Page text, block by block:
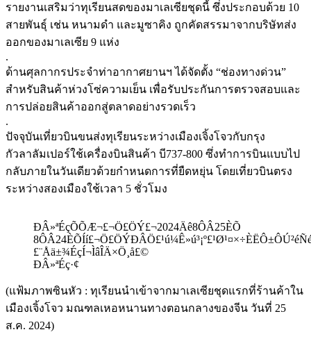
รายงานเสริมว่าทุเรียนสดของมาเลเซียชุดนี้ ซึ่งประกอบด้วย 10
สายพันธุ์ เช่น หนามดำ และมูซาคิง ถูกคัดสรรมาจากบริษัทส่ง
ออกของมาเลเซีย 9 แห่ง
.
ด้านศุลกากรประจำท่าอากาศยานฯ ได้จัดตั้ง “ช่องทางด่วน”
สำหรับสินค้าห่วงโซ่ความเย็น เพื่อรับประกันการตรวจสอบและ
การปล่อยสินค้าออกสู่ตลาดอย่างรวดเร็ว
.
ปัจจุบันเที่ยวบินขนส่งทุเรียนระหว่างเมืองเจิ้งโจวกับกรุง
กัวลาลัมเปอร์ใช้เครื่องบินสินค้า บี737-800 ซึ่งทำการบินแบบไป
กลับภายในวันเดียวด้วยกำหนดการที่ยืดหยุ่น โดยเที่ยวบินตรง
ระหว่างสองเมืองใช้เวลา 5 ชั่วโมง
ÐÂ»ªÉçÕÕÆ¬£¬Ö£ÖÝ£¬2024Äê8ÔÂ25ÈÕ
£¨Åä±¾ÉçÍ¬ÌâÎÄ×Ö¸å£©
ÐÂ»ªÉç·¢
(แฟ้มภาพซินหัว : ทุเรียนนำเข้าจากมาเลเซียชุดแรกที่ร้านค้าใน
เมืองเจิ้งโจว มณฑลเหอหนานทางตอนกลางของจีน วันที่ 25
ส.ค. 2024)